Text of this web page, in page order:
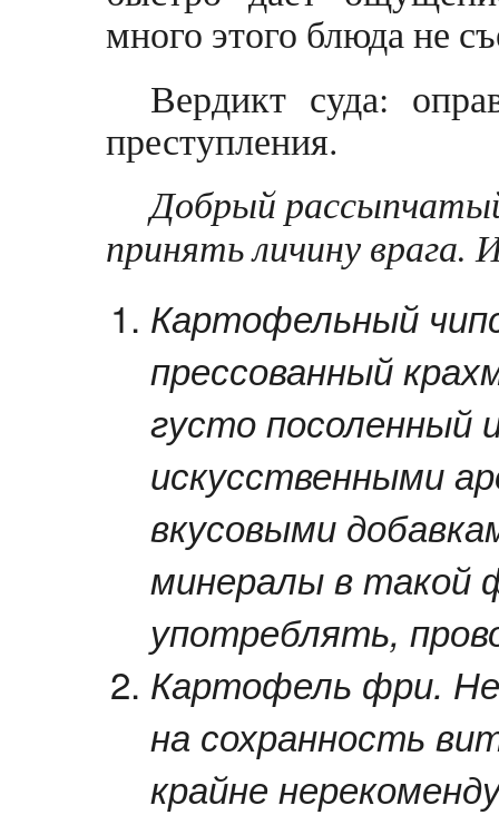
много этого блюда не
Вердикт суда:
преступления.
Добрый
принять личину врага.
Картофельный
прессованный
густо посоленный
искусственными
вкусовыми
минералы в такой
употреблять,
Картофель фри.
на сохранность
крайне